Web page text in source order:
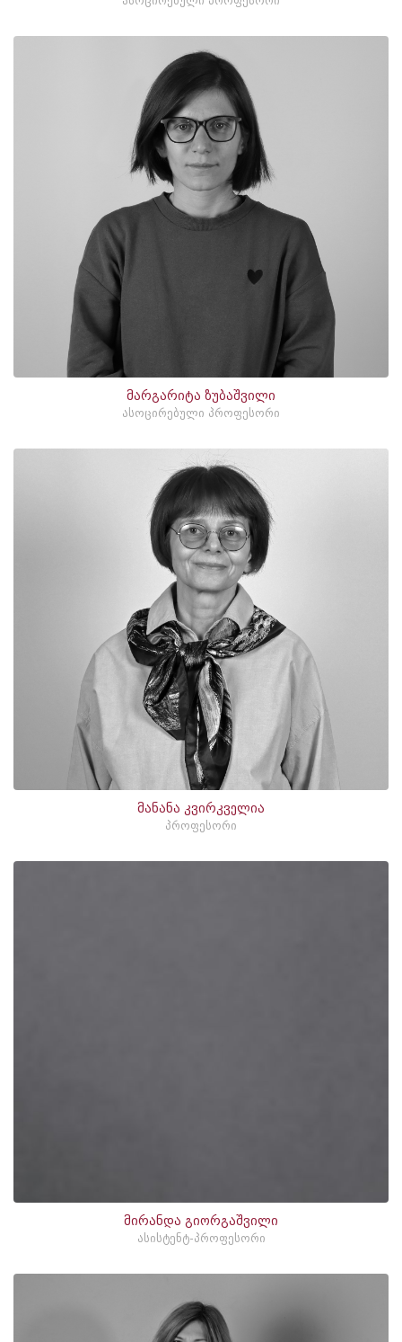
მარგარიტა ზუბაშვილი
ასოცირებული პროფესორი
მანანა კვირკველია
პროფესორი
მირანდა გიორგაშვილი
ასისტენტ-პროფესორი